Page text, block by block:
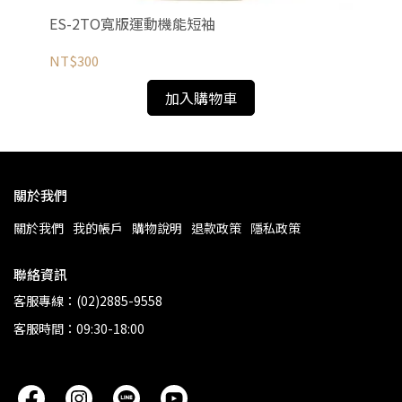
ES-2TO寬版運動機能短袖
NT$300
加入購物車
關於我們
關於我們 我的帳戶 購物說明 退款政策 隱私政策
聯絡資訊
客服專線：(02)2885-9558
客服時間：09:30-18:00